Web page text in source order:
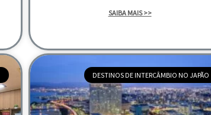
SAIBA MAIS >>
DESTINOS DE INTERCÂMBIO NO JAPÃO